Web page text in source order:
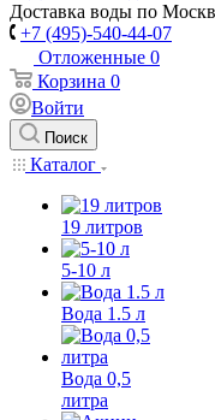
Доставка воды по
+7 (495)-540-44-07
Отложенные 0
Корзина 0
Войти
Поиск
Каталог
19 литров
5-10 л
Вода 1.5 л
Вода 0,5
литра